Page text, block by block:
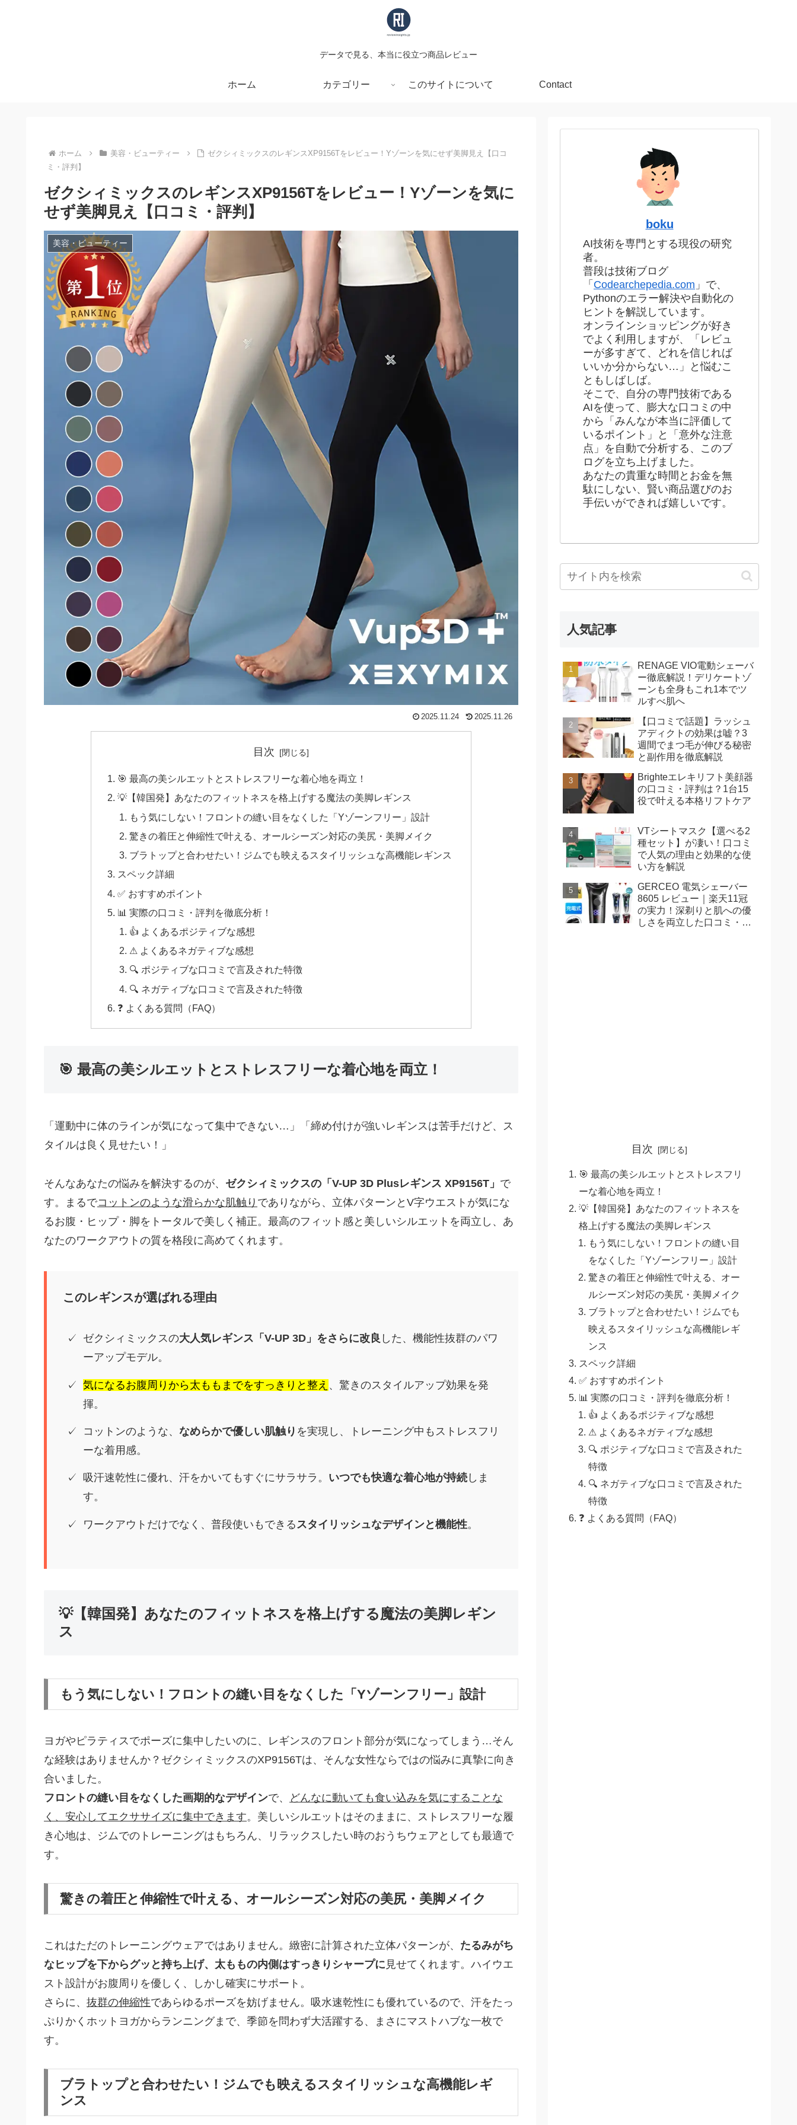
データで見る、本当に役立つ商品レビュー
ホーム カテゴリー このサイトについて Contact
ホーム 美容・ビューティー
ゼクシィミックスのレギンスXP9156Tをレビュー！Yゾーンを気にせず美脚見え【口コ
ミ・評判】
ゼクシィミックスのレギンスXP9156Tをレビュー！Yゾーンを気に
せず美脚見え【口コミ・評判】
美容・ビューティー
2025.11.24 2025.11.26
目次
🎯 最高の美シルエットとストレスフリーな着心地を両立！
💡【韓国発】あなたのフィットネスを格上げする魔法の美脚レギンス
もう気にしない！フロントの縫い目をなくした「Yゾーンフリー」設計
驚きの着圧と伸縮性で叶える、オールシーズン対応の美尻・美脚メイク
ブラトップと合わせたい！ジムでも映えるスタイリッシュな高機能レギンス
スペック詳細
✅ おすすめポイント
📊 実際の口コミ・評判を徹底分析！
👍 よくあるポジティブな感想
⚠ よくあるネガティブな感想
🔍 ポジティブな口コミで言及された特徴
🔍 ネガティブな口コミで言及された特徴
❓ よくある質問（FAQ）
🎯 最高の美シルエットとストレスフリーな着心地を両立！
「運動中に体のラインが気になって集中できない…」「締め付けが強いレギンスは苦手だけど、ス
タイルは良く見せたい！」
そんなあなたの悩みを解決するのが、 ゼクシィミックスの「V-UP 3D Plusレギンス XP9156T」 で
す。まるでコットンのような滑らかな肌触り でありながら、立体パターンとV字ウエストが気にな
るお腹・ヒップ・脚をトータルで美しく補正。最高のフィット感と美しいシルエットを両立し、あ
なたのワークアウトの質を格段に高めてくれます。
このレギンスが選ばれる理由
ゼクシィミックスの大人気レギンス「V-UP 3D」をさらに改良 した、機能性抜群のパワ
ーアップモデル。
気になるお腹周りから太ももまでをすっきりと整え 、驚きのスタイルアップ効果を発
揮。
コットンのような、 なめらかで優しい肌触り を実現し、トレーニング中もストレスフリ
ーな着用感。
吸汗速乾性に優れ、汗をかいてもすぐにサラサラ。 いつでも快適な着心地が持続しま
す。
ワークアウトだけでなく、普段使いもできる スタイリッシュなデザインと機能性。
💡【韓国発】あなたのフィットネスを格上げする魔法の美脚レギン
ス
もう気にしない！フロントの縫い目をなくした「Yゾーンフリー」設計
ヨガやピラティスでポーズに集中したいのに、レギンスのフロント部分が気になってしまう…そん
な経験はありませんか？ゼクシィミックスのXP9156Tは、そんな女性ならではの悩みに真摯に向き
合いました。
フロントの縫い目をなくした画期的なデザインで、
どんなに動いても食い込みを気にすることな
く、安心してエクササイズに集中できます。美しいシルエットはそのままに、ストレスフリーな履
き心地は、ジムでのトレーニングはもちろん、リラックスしたい時のおうちウェアとしても最適で
す。
驚きの着圧と伸縮性で叶える、オールシーズン対応の美尻・美脚メイク
これはただのトレーニングウェアではありません。緻密に計算された立体パターンが、 たるみがち
なヒップを下からグッと持ち上げ、太ももの内側はすっきりシャープに 見せてくれます。ハイウエ
スト設計がお腹周りを優しく、しかし確実にサポート。
さらに、 抜群の伸縮性であらゆるポーズを妨げません。吸水速乾性にも優れているので、汗をたっ
ぷりかくホットヨガからランニングまで、季節を問わず大活躍する、まさにマストハブな一枚で
す。
ブラトップと合わせたい！ジムでも映えるスタイリッシュな高機能レギ
ンス
boku
AI技術を専門とする現役の研究
者。
普段は技術ブログ
「 Codearchepedia.com 」で、
Pythonのエラー解決や自動化の
ヒントを解説しています。
オンラインショッピングが好き
でよく利用しますが、「レビュ
ーが多すぎて、どれを信じれば
いいか分からない…」と悩むこ
ともしばしば。
そこで、自分の専門技術である
AIを使って、膨大な口コミの中
から「みんなが本当に評価して
いるポイント」と「意外な注意
点」を自動で分析する、このブ
ログを立ち上げました。
あなたの貴重な時間とお金を無
駄にしない、賢い商品選びのお
手伝いができれば嬉しいです。
人気記事
RENAGE VIO電動シェーバ
ー徹底解説！デリケートゾ
ーンも全身もこれ1本でツ
ルすべ肌へ
【口コミで話題】ラッシュ
アディクトの効果は嘘？3
週間でまつ毛が伸びる秘密
と副作用を徹底解説
Brighteエレキリフト美顔器
の口コミ・評判は？1台15
役で叶える本格リフトケア
VTシートマスク【選べる2
種セット】が凄い！口コミ
で人気の理由と効果的な使
い方を解説
GERCEO 電気シェーバー
8605 レビュー｜楽天11冠
の実力！深剃りと肌への優
しさを両立した口コミ・評
目次
🎯 最高の美シルエットとストレスフリ
ーな着心地を両立！
💡【韓国発】あなたのフィットネスを
格上げする魔法の美脚レギンス
もう気にしない！フロントの縫い目
をなくした「Yゾーンフリー」設計
驚きの着圧と伸縮性で叶える、オー
ルシーズン対応の美尻・美脚メイク
ブラトップと合わせたい！ジムでも
映えるスタイリッシュな高機能レギ
ンス
スペック詳細
✅ おすすめポイント
📊 実際の口コミ・評判を徹底分析！
👍 よくあるポジティブな感想
⚠ よくあるネガティブな感想
🔍 ポジティブな口コミで言及された
特徴
🔍 ネガティブな口コミで言及された
特徴
❓ よくある質問（FAQ）